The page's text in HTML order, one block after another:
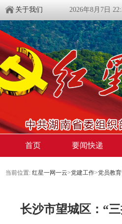
关于我们 2026年8月7日
首页 要闻快递
当前位置: 红星一网一云>党建工作>党员教
长沙市望城区：“